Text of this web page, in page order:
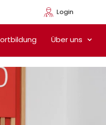
Login
HeimtherapieÜber uns